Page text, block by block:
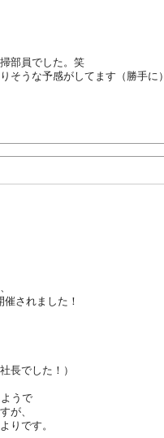
部員でした。笑
そうな予感がしてます（勝手に）
されました！
長でした！）
うで
が、
りです。